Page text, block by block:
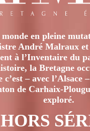
en pleine
André Malraux
à l’Inventaire du
la Bretagne
c’est – avec
de Carhaix-
exploré.
HORS